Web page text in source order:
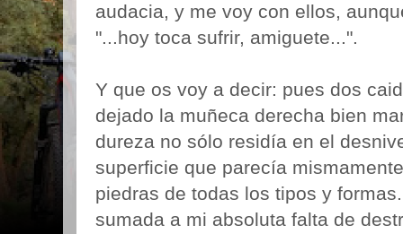
audacia, y me voy con ellos,
"...hoy toca sufrir, amiguete...".
Y que os voy a decir: pues dos
dejado la muñeca derecha bien
dureza no sólo residía en el
superficie que parecía
piedras de todas los tipos y
sumada a mi absoluta falta de